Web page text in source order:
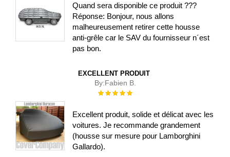
Quand sera disponible ce produit ???
Réponse: Bonjour, nous allons
malheureusement retirer cette housse
anti-grêle car le SAV du fournisseur n´est
pas bon.
EXCELLENT PRODUIT
By:Fabien B.
Évaluation :
Excellent produit, solide et délicat avec les
voitures. Je recommande grandement
(housse sur mesure pour Lamborghini
Gallardo).